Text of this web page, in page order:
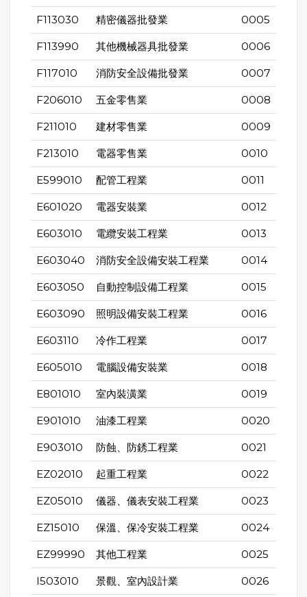
F113030 精密儀器批發業 0005
F113990 其他機械器具批發業 0006
F117010 消防安全設備批發業 0007
F206010 五金零售業 0008
F211010 建材零售業 0009
F213010 電器零售業 0010
E599010 配管工程業 0011
E601020 電器安裝業 0012
E603010 電纜安裝工程業 0013
E603040 消防安全設備安裝工程業 0014
E603050 自動控制設備工程業 0015
E603090 照明設備安裝工程業 0016
E603110 冷作工程業 0017
E605010 電腦設備安裝業 0018
E801010 室內裝潢業 0019
E901010 油漆工程業 0020
E903010 防蝕、防銹工程業 0021
EZ02010 起重工程業 0022
EZ05010 儀器、儀表安裝工程業 0023
EZ15010 保溫、保冷安裝工程業 0024
EZ99990 其他工程業 0025
I503010 景觀、室內設計業 0026